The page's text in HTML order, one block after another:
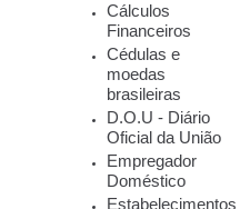
Cálculos
Financeiros
Cédulas e
moedas
brasileiras
D.O.U - Diário
Oficial da União
Empregador
Doméstico
Estabelecimentos